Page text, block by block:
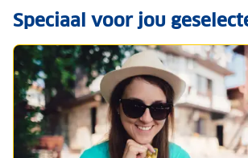
Speciaal voor jou